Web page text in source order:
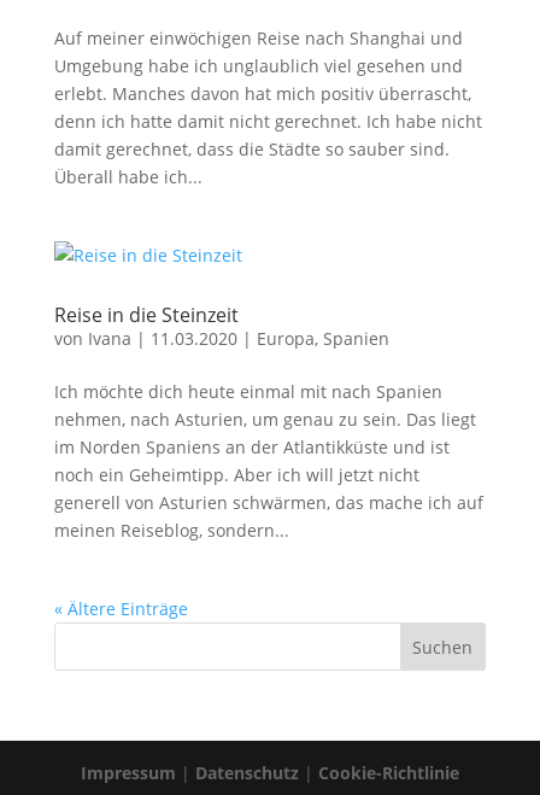
Auf meiner einwöchigen Reise nach Shanghai und
Umgebung habe ich unglaublich viel gesehen und
erlebt. Manches davon hat mich positiv überrascht,
denn ich hatte damit nicht gerechnet. Ich habe nicht
damit gerechnet, dass die Städte so sauber sind.
Überall habe ich...
Reise in die Steinzeit
von Ivana | 11.03.2020| Europa, Spanien
Ich möchte dich heute einmal mit nach Spanien
nehmen, nach Asturien, um genau zu sein. Das liegt
im Norden Spaniens an der Atlantikküste und ist
noch ein Geheimtipp. Aber ich will jetzt nicht
generell von Asturien schwärmen, das mache ich auf
meinen Reiseblog, sondern...
« Ältere Einträge
Impressum | Datenschutz| Cookie-Richtlinie